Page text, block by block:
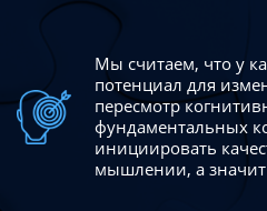
Мы считаем, что у
потенциал для
пересмотр
фундаментальных
инициировать
мышлении, а